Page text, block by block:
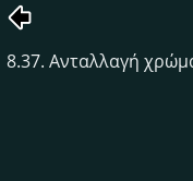
8.37. Ανταλλαγή